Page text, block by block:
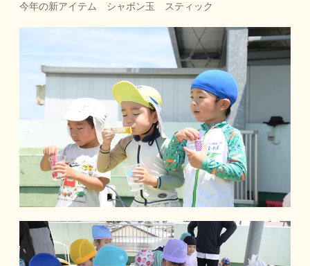
今年の新アイテム シャボン玉 スティック